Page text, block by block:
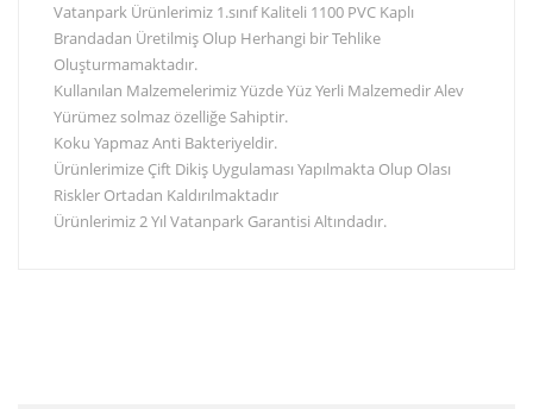
Vatanpark Ürünlerimiz 1.sınıf Kaliteli 1100 PVC Kaplı
Brandadan Üretilmiş Olup Herhangi bir Tehlike
Oluşturmamaktadır.
Kullanılan Malzemelerimiz Yüzde Yüz Yerli Malzemedir Alev
Yürümez solmaz özelliğe Sahiptir.
Koku Yapmaz Anti Bakteriyeldir.
Ürünlerimize Çift Dikiş Uygulaması Yapılmakta Olup Olası
Riskler Ortadan Kaldırılmaktadır
Ürünlerimiz 2 Yıl Vatanpark Garantisi Altındadır.